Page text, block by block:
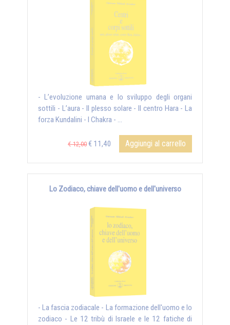
- L’evoluzione umana e lo sviluppo degli organi
sottili - L’aura - Il plesso solare - Il centro Hara - La
forza Kundalini - I Chakra - ...
€ 12,00 € 11,40 Aggiungi al carrello
Lo Zodiaco, chiave dell'uomo e dell'universo
- La fascia zodiacale - La formazione dell'uomo e lo
zodiaco - Le 12 tribù di Israele e le 12 fatiche di